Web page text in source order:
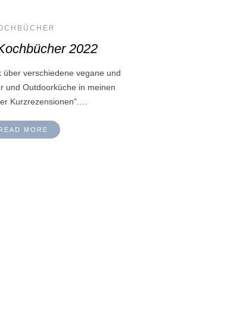
2022
über verschiedene vegane und
und Outdoorküche in meinen
Kurzrezensionen".…
MORE